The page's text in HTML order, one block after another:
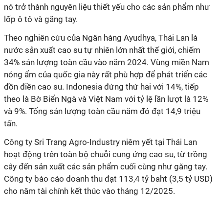
nó trở thành nguyên liệu thiết yếu cho các sản phẩm như
lốp ô tô và găng tay.
Theo nghiên cứu của Ngân hàng Ayudhya, Thái Lan là
nước sản xuất cao su tự nhiên lớn nhất thế giới, chiếm
34% sản lượng toàn cầu vào năm 2024. Vùng miền Nam
nóng ẩm của quốc gia này rất phù hợp để phát triển các
đồn điền cao su. Indonesia đứng thứ hai với 14%, tiếp
theo là Bờ Biển Ngà và Việt Nam với tỷ lệ lần lượt là 12%
và 9%. Tổng sản lượng toàn cầu năm đó đạt 14,9 triệu
tấn.
Công ty Sri Trang Agro-Industry niêm yết tại Thái Lan
hoạt động trên toàn bộ chuỗi cung ứng cao su, từ trồng
cây đến sản xuất các sản phẩm cuối cùng như găng tay.
Công ty báo cáo doanh thu đạt 113,4 tỷ baht (3,5 tỷ USD)
cho năm tài chính kết thúc vào tháng 12/2025.